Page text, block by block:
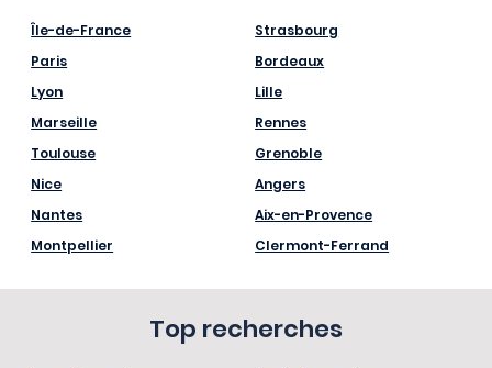
Île-de-France
Paris
Lyon
Marseille
Toulouse
Nice
Nantes
Montpellier
Strasbourg
Bordeaux
Lille
Rennes
Grenoble
Angers
Aix-en-Provence
Clermont-Ferrand
Top recherches